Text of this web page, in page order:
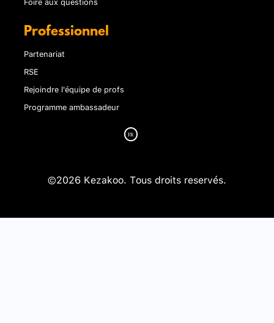
Professionnel
Partenariat
RSE
Rejoindre l'équipe de profs
Programme ambassadeur
©2026 Kezakoo. Tous droits reservés.